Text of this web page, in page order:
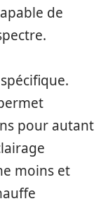
de
pour autant
moins et